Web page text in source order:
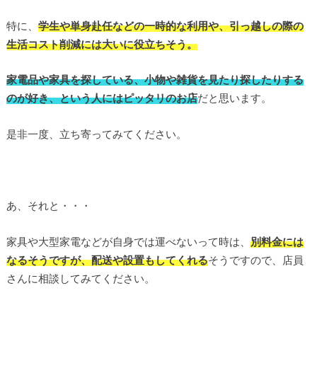
特に、 学生や単身赴任などの一時的な利用や、引っ越しの際の
生活コスト削減には大いに役立ちそう。
家電品や家具を探している、小物や雑貨を見たり探したりする
のが好き、という人にはピッタリのお店だと思います。
是非一度、立ち寄ってみてください。
あ、それと・・・
家具や大型家電などが自身では運べないって時は、 別料金には
なるそうですが、配送や設置もしてくれるそうですので、店員
さんに相談してみてください。